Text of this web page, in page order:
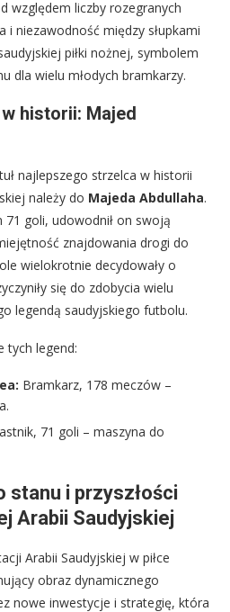
względem liczby rozegranych
i niezawodność między słupkami
piłki nożnej, symbolem
dla wielu młodych bramkarzy.
historii: Majed
najlepszego strzelca w historii
należy do Majeda Abdullaha.
goli, udowodnił on swoją
znajdowania drogi do
wielokrotnie decydowały o
się do zdobycia wielu
legendą saudyjskiego futbolu.
tych legend:
Bramkarz, 178 meczów –
71 goli – maszyna do
stanu i przyszłości
Arabii Saudyjskiej
Arabii Saudyjskiej w piłce
obraz dynamicznego
nowe inwestycje i strategię, która